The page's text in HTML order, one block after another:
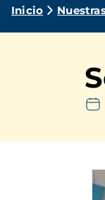
Ruta
Inicio